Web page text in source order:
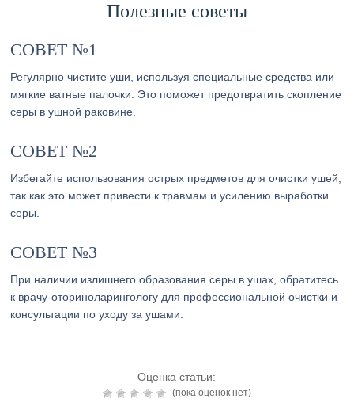
Полезные советы
СОВЕТ №1
Регулярно чистите уши, используя специальные средства или
мягкие ватные палочки. Это поможет предотвратить скопление
серы в ушной раковине.
СОВЕТ №2
Избегайте использования острых предметов для очистки ушей,
так как это может привести к травмам и усилению выработки
серы.
СОВЕТ №3
При наличии излишнего образования серы в ушах, обратитесь
к врачу-оториноларингологу для профессиональной очистки и
консультации по уходу за ушами.
Оценка статьи:
(пока оценок нет)